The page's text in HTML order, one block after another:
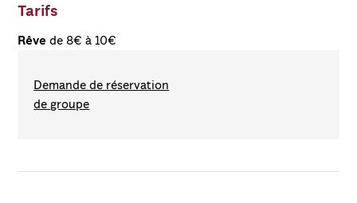
Tarifs
Rêve de 8€ à 10€
Demande de réservation
de groupe